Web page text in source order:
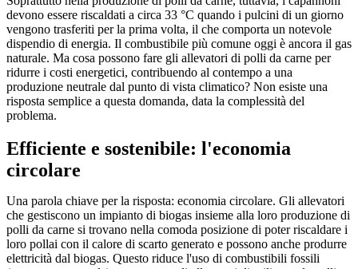
devono essere riscaldati a circa 33 °C quando i pulcini di un giorno
vengono trasferiti per la prima volta, il che comporta un notevole
dispendio di energia. Il combustibile più comune oggi è ancora il gas
naturale. Ma cosa possono fare gli allevatori di polli da carne per
ridurre i costi energetici, contribuendo al contempo a una
produzione neutrale dal punto di vista climatico? Non esiste una
risposta semplice a questa domanda, data la complessità del
problema.
Efficiente e sostenibile: l'economia
circolare
Una parola chiave per la risposta: economia circolare. Gli allevatori
che gestiscono un impianto di biogas insieme alla loro produzione di
polli da carne si trovano nella comoda posizione di poter riscaldare i
loro pollai con il calore di scarto generato e possono anche produrre
elettricità dal biogas. Questo riduce l'uso di combustibili fossili